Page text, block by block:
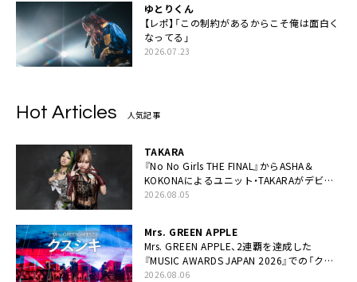
ゆとりくん
【レポ】「この制約があるからこそ俺は面白く
なってる」
2026.07.23
Hot Articles 人気記事
TAKARA
『No No Girls THE FINAL』からASHA＆
KOKONAによるユニット・TAKARAがデビュ
ー
2026.08.05
Mrs. GREEN APPLE
Mrs. GREEN APPLE、2連覇を達成した
『MUSIC AWARDS JAPAN 2026』での「クス
シキ」ライブパフォーマンスをYouTube公開
2026.08.06